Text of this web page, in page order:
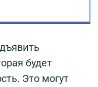
будет
Это могут